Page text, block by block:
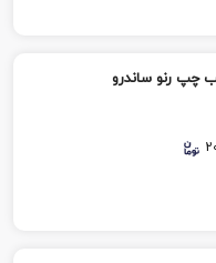
چپ رنو ساندرو